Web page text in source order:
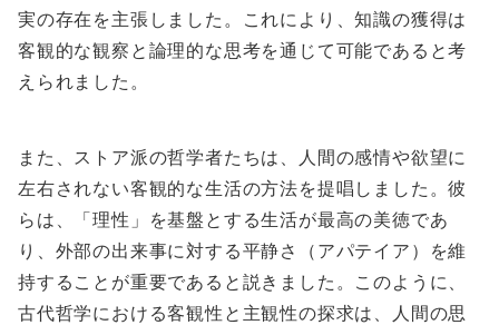
実の存在を主張しました。これにより、知識の獲得は
客観的な観察と論理的な思考を通じて可能であると考
えられました。
また、ストア派の哲学者たちは、人間の感情や欲望に
左右されない客観的な生活の方法を提唱しました。彼
らは、「理性」を基盤とする生活が最高の美徳であ
り、外部の出来事に対する平静さ（アパテイア）を維
持することが重要であると説きました。このように、
古代哲学における客観性と主観性の探求は、人間の思